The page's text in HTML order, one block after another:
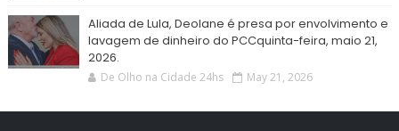
Aliada de Lula, Deolane é presa por envolvimento e
lavagem de dinheiro do PCCquinta-feira, maio 21,
2026.
De Olho na Cidade 24hs May 21, 2026